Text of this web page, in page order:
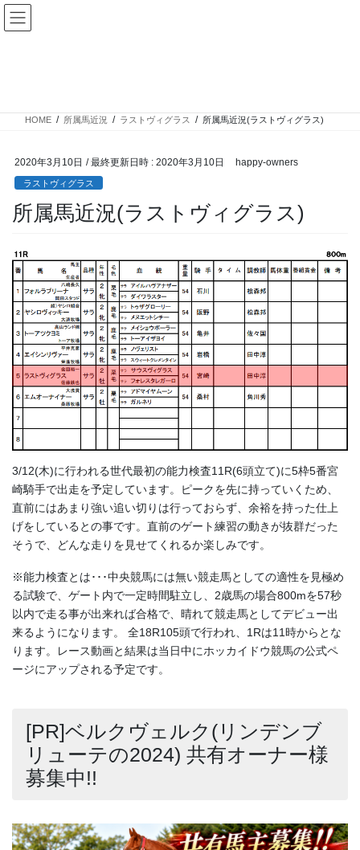
コ
ン
ナ
ビ
HOME 所属馬近況 ラストヴィグラス 所属馬近況(ラストヴィグラス)
2020年3月10日 / 最終更新日時 : 2020年3月10日 happy-owners
ラストヴィグラス
所属馬近況(ラストヴィグラス)
3/12(木)に行われる世代最初の能力検査11R(6頭立て)に5枠5番宮
崎騎手で出走を予定しています。ピークを先に持っていくため、
直前にはあまり強い追い切りは行っておらず、余裕を持った仕上
げをしているとの事です。直前のゲート練習の動きが抜群だった
そうで、どんな走りを見せてくれるか楽しみです。
※能力検査とは･･･中央競馬には無い競走馬としての適性を見極め
る試験で、ゲート内で一定時間駐立し、2歳馬の場合800mを57秒
以内で走る事が出来れば合格で、晴れて競走馬としてデビュー出
来るようになります。 全18R105頭で行われ、1Rは11時からとな
ります。レース動画と結果は当日中にホッカイドウ競馬の公式ペ
ージにアップされる予定です。
[PR]ベルクヴェルク(リンデンブ
リューテの2024) 共有オーナー様
募集中!!